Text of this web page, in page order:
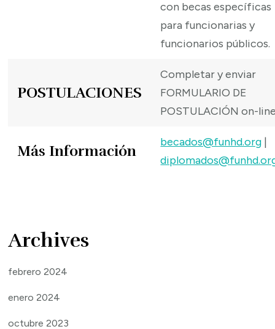
con becas específicas
para funcionarias y
funcionarios públicos.
POSTULACIONES
Completar y enviar
FORMULARIO DE
POSTULACIÓN on-
Más Información
becados@funhd.org |
Archives
febrero 2024
enero 2024
octubre 2023